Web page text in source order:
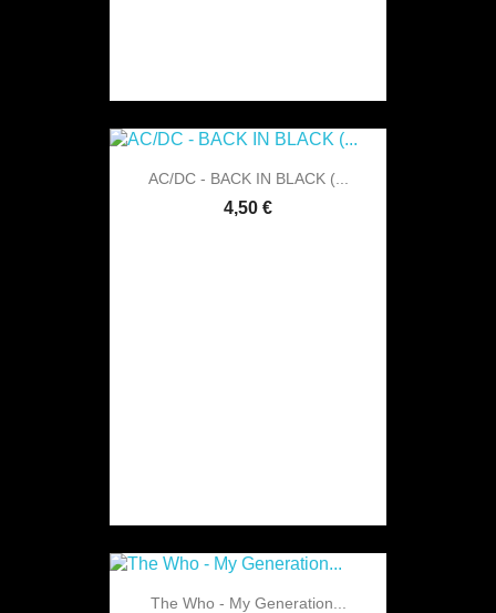
AC/DC - BACK IN BLACK (...
4,50 €
The Who - My Generation...